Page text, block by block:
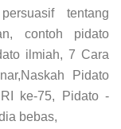
tentang
contoh pidato
ilmiah, 7 Cara
Pidato
ke-75, Pidato -
bebas,